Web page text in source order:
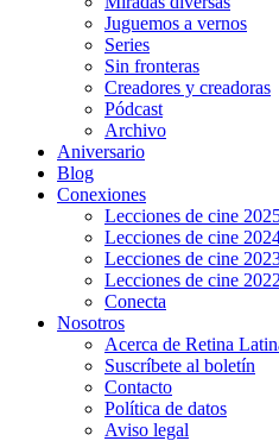
Juguemos a vernos
Series
Sin fronteras
Creadores y creadoras
Pódcast
Archivo
Aniversario
Blog
Conexiones
Lecciones de cine
Lecciones de cine
Lecciones de cine
Lecciones de cine 2022
Conecta
Nosotros
Acerca de Retina
Suscríbete al boletín
Contacto
Política de datos
Aviso legal